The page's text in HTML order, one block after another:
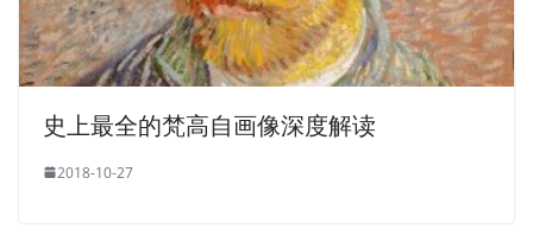
史上最全的梵高自画像深度解读
2018-10-27